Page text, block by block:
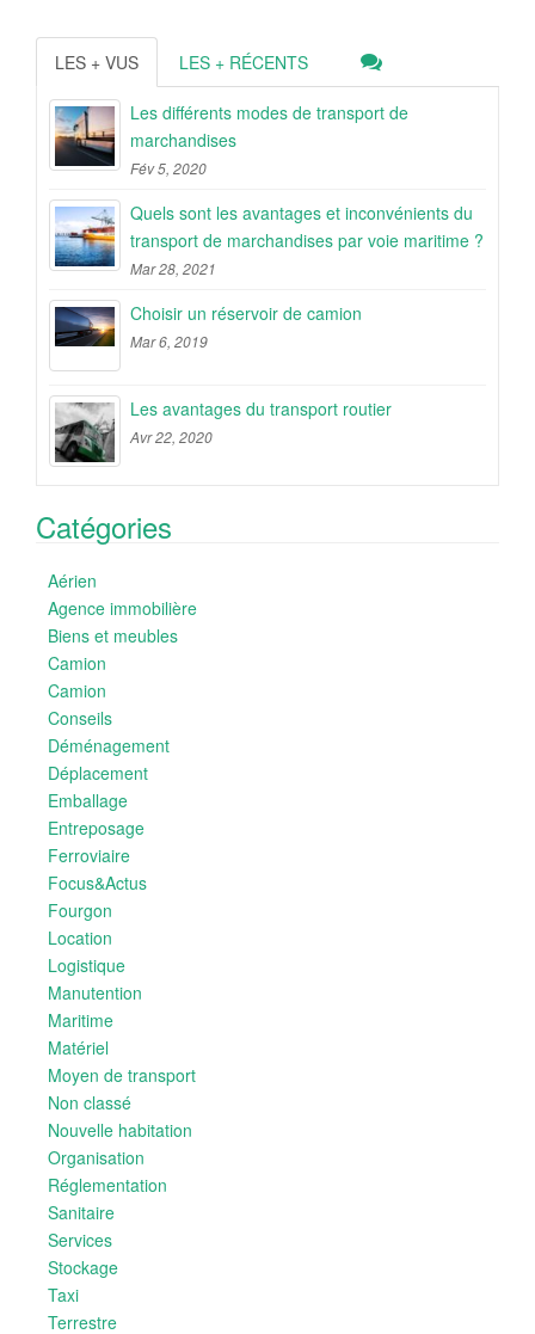
LES + VUS LES + RÉCENTS
Les différents modes de transport de
marchandises
Fév 5, 2020
Quels sont les avantages et inconvénients du
transport de marchandises par voie maritime ?
Mar 28, 2021
Choisir un réservoir de camion
Mar 6, 2019
Les avantages du transport routier
Avr 22, 2020
Catégories
Aérien
Agence immobilière
Biens et meubles
Camion
Camion
Conseils
Déménagement
Déplacement
Emballage
Entreposage
Ferroviaire
Focus&Actus
Fourgon
Location
Logistique
Manutention
Maritime
Matériel
Moyen de transport
Non classé
Nouvelle habitation
Organisation
Réglementation
Sanitaire
Services
Stockage
Taxi
Terrestre